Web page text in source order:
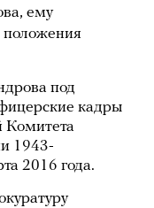
ему
положения
под
кадры
1943-
2016 года.